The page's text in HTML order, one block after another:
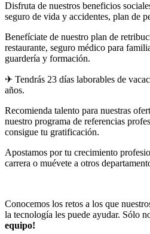
Disfruta de nuestros beneficios
seguro de vida y accidentes, plan de
Benefíciate de nuestro plan de
restaurante, seguro médico para
guardería y formación.
✈ Tendrás 23 días laborables de
años.
Recomienda talento para nuestras
nuestro programa de referencias
consigue tu gratificación.
Apostamos por tu crecimiento
carrera o muévete a otros
Conocemos los retos a los que
la tecnología les puede ayudar. Sólo
equipo!​